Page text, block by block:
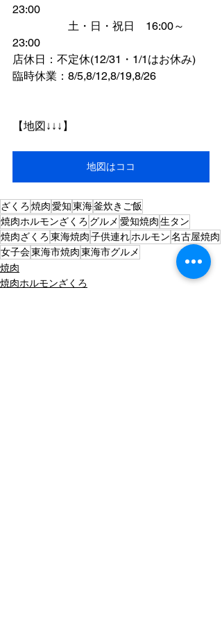
23:00
土・日・祝日　16:00～
23:00​​​​
店休日：不定休(12/31・1/1はお休み)
​臨時休業： 8/5,8/12,8/19,8/26
【地図↓↓↓】
地図はココ
ざくろ 焼肉愛知東海釜炊きご飯
焼肉ホルモンざくろ グルメ 愛知焼肉生タン
焼肉ざくろ 東海焼肉子供連れホルモン名古屋焼肉
女子会東海市焼肉東海市グルメ
焼肉
焼肉ホルモンざくろ